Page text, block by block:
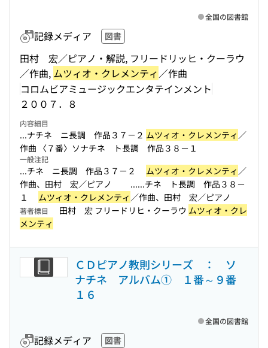
記録メディア 図書
田村 宏／ピアノ・解説, フリードリッヒ・クーラウ
／作曲, ムツィオ・クレメンティ／作曲
コロムビアミュージックエンタテインメント
２００７．８
全国の図書館
内容細目
...ナチネ ニ長調 作品３７－２ ムツィオ・クレメンティ ／
作曲 〈７番〉ソナチネ ト長調 作品３８－１
一般注記
...チネ ニ長調 作品３７－２ ムツィオ・クレメンティ ／
作曲、田村 宏／ピアノ ......チネ ト長調 作品３８－
１ ムツィオ・クレメンティ ／作曲、田村 宏／ピアノ
著者標目 田村 宏 フリードリヒ・クーラウ ムツィオ・クレ
メンティ
ＣＤピアノ教則シリーズ ： ソ
ナチネ アルバム① １番～９番
１６
記録メディア 図書
全国の図書館